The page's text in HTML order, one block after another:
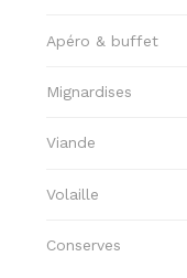
Apéro & buffet
Mignardises
Viande
Volaille
Conserves